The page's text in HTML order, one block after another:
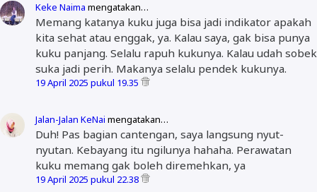
Keke Naima mengatakan…
Memang katanya kuku juga bisa jadi indikator apakah
kita sehat atau enggak, ya. Kalau saya, gak bisa punya
kuku panjang. Selalu rapuh kukunya. Kalau udah sobek
suka jadi perih. Makanya selalu pendek kukunya.
19 April 2025 pukul 19.35
Jalan-Jalan KeNai mengatakan…
Duh! Pas bagian cantengan, saya langsung nyut-
nyutan. Kebayang itu ngilunya hahaha. Perawatan
kuku memang gak boleh diremehkan, ya
19 April 2025 pukul 22.38